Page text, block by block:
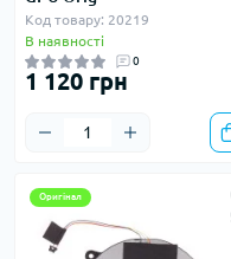
Код товару: 20219
В наявності
0
1 120 грн
Оригінал